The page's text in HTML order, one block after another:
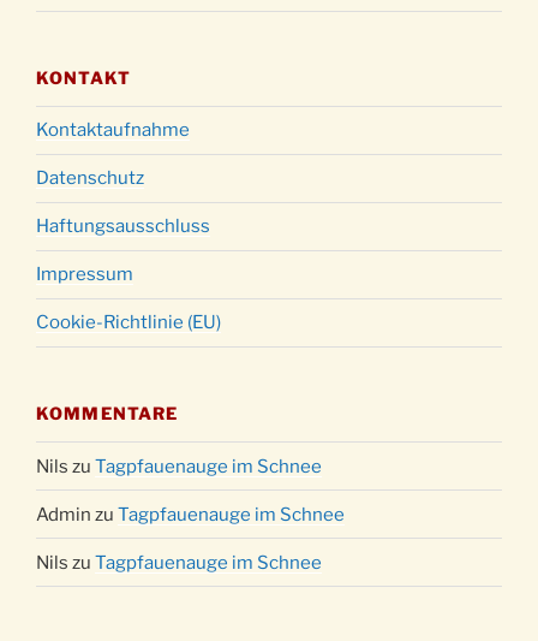
KONTAKT
Kontaktaufnahme
Datenschutz
Haftungsausschluss
Impressum
Cookie-Richtlinie (EU)
KOMMENTARE
Nils zu Tagpfauenauge im Schnee
Admin zu Tagpfauenauge im Schnee
Nils zu Tagpfauenauge im Schnee